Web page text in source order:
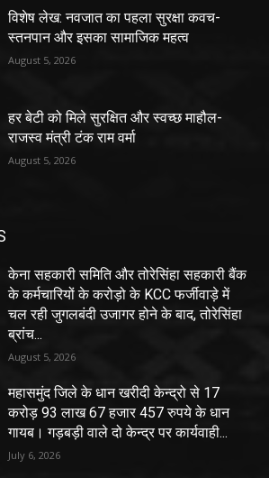
विशेष लेख: नवजात का पहला सुरक्षा कवच-
स्तनपान और इसका सामाजिक महत्व
August 5, 2026
हर बेटी को मिले सुरक्षित और स्वच्छ माहौल-
राजस्व मंत्री टंक राम वर्मा
August 5, 2026
केना सहकारी समिति और तोरेसिंहा सहकारी बैंक
के कर्मचारियों के करोड़ो के KCC फर्जीवाड़े में
चल रही जुगलबंदी उजागर होने के बाद, तोरेसिंहा
ब्रांच...
August 5, 2026
महासमुंद जिले के धान खरीदी केन्द्रो से 17
करोड़ 93 लाख 67 हजार 457 रुपये के धान
गायब। गड़बड़ी वाले दो केन्द्र पर कार्यवाही...
July 6, 2026